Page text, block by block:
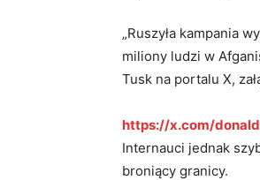
„Ruszyła kampania
miliony ludzi w
Tusk na portalu X,
https://x.com/
Internauci jednak
broniący granicy.